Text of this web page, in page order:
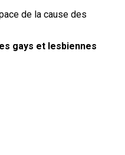
de la cause des
gays et lesbiennes